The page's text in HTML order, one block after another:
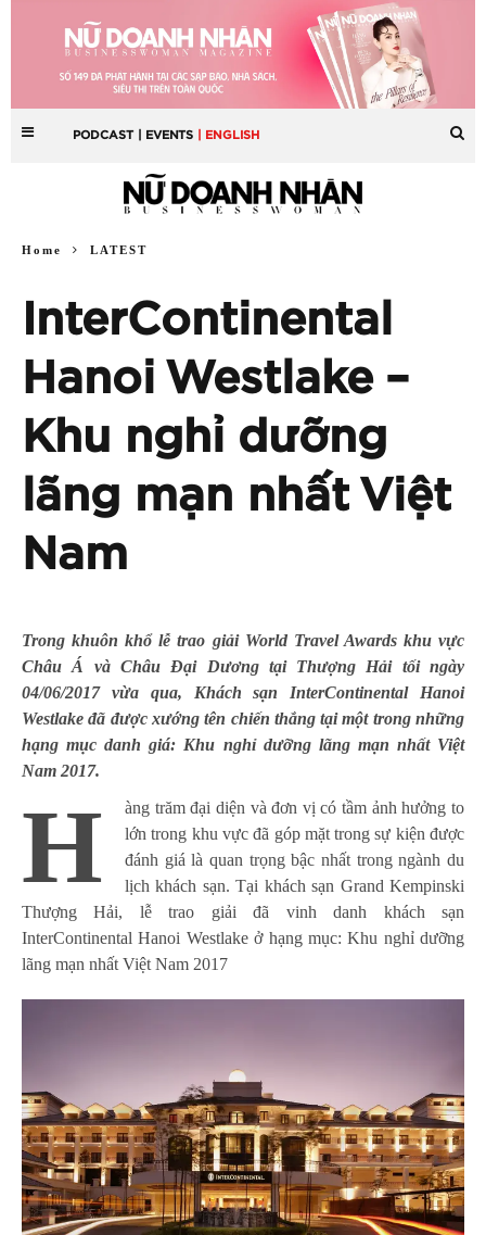
PODCAST | EVENTS | ENGLISH
Home LATEST
InterContinental
Hanoi Westlake –
Khu nghỉ dưỡng
lãng mạn nhất Việt
Nam
Trong khuôn khổ lễ trao giải World Travel Awards khu vực
Châu Á và Châu Đại Dương tại Thượng Hải tối ngày
04/06/2017 vừa qua, Khách sạn InterContinental Hanoi
Westlake đã được xướng tên chiến thắng tại một trong những
hạng mục danh giá: Khu nghỉ dưỡng lãng mạn nhất Việt
Nam 2017.
H
àng trăm đại diện và đơn vị có tầm ảnh hưởng to
lớn trong khu vực đã góp mặt trong sự kiện được
đánh giá là quan trọng bậc nhất trong ngành du
lịch khách sạn. Tại khách sạn Grand Kempinski
Thượng Hải, lễ trao giải đã vinh danh khách sạn
InterContinental Hanoi Westlake ở hạng mục: Khu nghỉ dưỡng
lãng mạn nhất Việt Nam 2017